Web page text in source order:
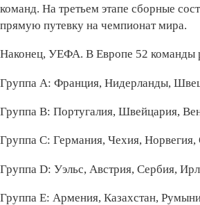
команд. На третьем этапе сборные
прямую путевку на чемпионат мира.
Наконец, УЕФА. В Европе 52 команды
Группа А: Франция, Нидерланды,
Группа В: Португалия, Швейцария,
Группа С: Германия, Чехия,
Группа D: Уэльс, Австрия, Сербия,
Группа Е: Армения, Казахстан,